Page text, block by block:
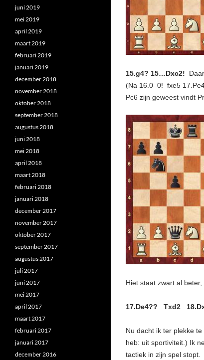
15.g4? 15…Dxc2!
(Na 16.0–0! fxe5
Pc6 zijn geweest vindt
Hiet staat zwart al
17.De4?? Txd2
Nu dacht ik ter plekke
heb: uit sportiviteit.) Ik
tactiek in zijn spel stopt.
juni 2019
mei 2019
april 2019
maart 2019
februari 2019
januari 2019
december 2018
november 2018
oktober 2018
september 2018
augustus 2018
juni 2018
mei 2018
april 2018
maart 2018
februari 2018
januari 2018
december 2017
november 2017
oktober 2017
september 2017
augustus 2017
juli 2017
juni 2017
mei 2017
april 2017
maart 2017
februari 2017
januari 2017
december 2016